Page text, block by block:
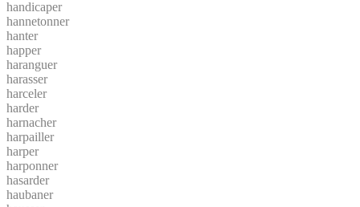
handicaper
hannetonner
hanter
happer
haranguer
harasser
harceler
harder
harnacher
harpailler
harper
harponner
hasarder
haubaner